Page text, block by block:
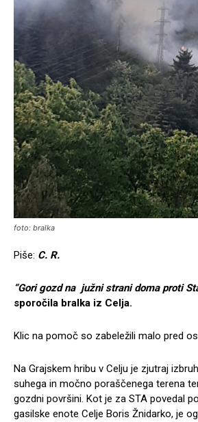
foto: bralka
Piše: C. R.
“Gori gozd na južni strani doma proti
sporočila bralka iz Celja.
Klic na pomoč so zabeležili malo pred
Na Grajskem hribu v Celju je zjutraj
suhega in močno poraščenega terena
gozdni površini. Kot je za STA povedal
gasilske enote Celje Boris Žnidarko, je